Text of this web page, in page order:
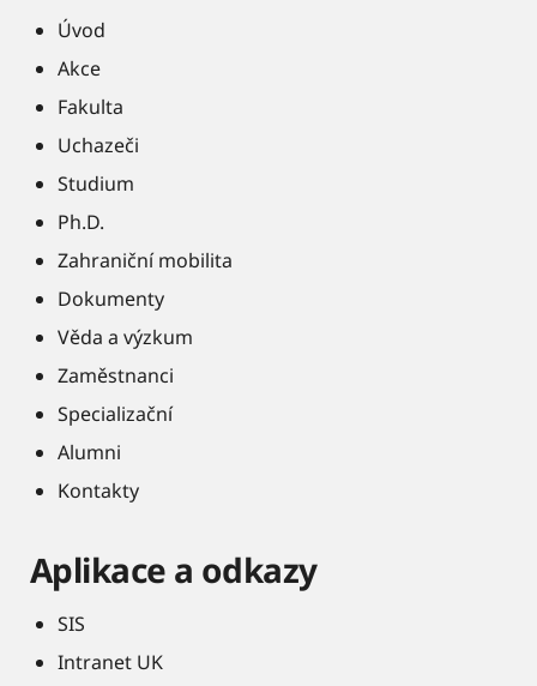
Úvod
Akce
Fakulta
Uchazeči
Studium
Ph.D.
Zahraniční mobilita
Dokumenty
Věda a výzkum
Zaměstnanci
Specializační
Alumni
Kontakty
Aplikace a odkazy
SIS
Intranet UK